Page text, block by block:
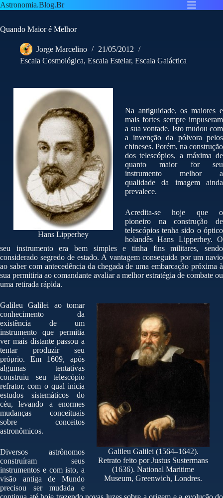
Pular
para
conteúdo
Astronomia.Blog.Br
Quando Maior é Melhor
Jorge Marcelino
21/05/2012
Escala Cosmológica, Escala Estelar, Escala Galáctica
Hans Lipperhey
Na antiguidade, os maiores e
mais fortes sempre impuseram
a sua vontade. Isto mudou com
a invenção da pólvora pelos
chineses. Porém, na construção
dos telescópios, a máxima de
quanto maior for seu
instrumento melhor a
qualidade da imagem ainda
prevalece.
Acredita-se hoje que o
pioneiro na construção de
telescópios tenha sido o óptico
holandês Hans Lipperhey. O
seu instrumento era bem simples e tinha fins militares, sendo
considerado segredo de estado. A vantagem conseguida por um navio
ao saber com antecedência da chegada de uma embarcação próxima à
sua permitiria ao comandante avaliar a melhor estratégia de combate ou
uma retirada rápida.
Galileu Galilei (1564–1642).
Retrato feito por Justus Sustermans
(1636). National Maritime
Museum, Greenwich, Londres.
Galileu Galilei ao tomar
conhecimento da
existência de um
instrumento que permitia
ver mais distante passou a
tentar produzir seu
próprio. Em 1609, após
algumas tentativas
construiu seu telescópio
refrator, com o qual inicia
estudos sistemáticos do
céu, levando a enormes
mudanças conceituais
sobre conceitos
astronômicos.
Diversos astrônomos
construíram seus
instrumentos e com isto, a
visão antiga de Mundo
precisou ser mudada e